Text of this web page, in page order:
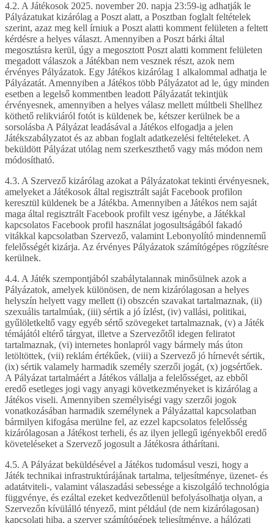
4.2. A Játékosok 2025. november 20. napja 23:59-ig adhatják le
Pályázatukat kizárólag a Poszt alatt, a Posztban foglalt feltételek
szerint, azaz meg kell írniuk a Poszt alatti komment felületen a feltett
kérdésre a helyes választ. Amennyiben a Poszt bárki által
megosztásra kerül, úgy a megosztott Poszt alatti komment felületen
megadott válaszok a Játékban nem vesznek részt, azok nem
érvényes Pályázatok. Egy Játékos kizárólag 1 alkalommal adhatja le
Pályázatát. Amennyiben a Játékos több Pályázatot ad le, úgy minden
esetben a legelső kommentben leadott Pályázatát tekintjük
érvényesnek, amennyiben a helyes válasz mellett múltbeli Shellhez
köthető relikviáról fotót is küldenek be, kétszer kerülnek be a
sorsolásba A Pályázat leadásával a Játékos elfogadja a jelen
Játékszabályzatot és az abban foglalt adatkezelési feltételeket. A
beküldött Pályázat utólag nem szerkeszthető vagy más módon nem
módosítható.
4.3. A Szervező kizárólag azokat a Pályázatokat tekinti érvényesnek,
amelyeket a Játékosok által regisztrált saját Facebook profilon
keresztül küldenek be a Játékba. Amennyiben a Játékos nem saját
maga által regisztrált Facebook profilt vesz igénybe, a Játékkal
kapcsolatos Facebook profil használat jogosultságából fakadó
vitákkal kapcsolatban Szervező, valamint Lebonyolító mindennemű
felelősségét kizárja. Az érvényes Pályázatok számítógépes rögzítésre
kerülnek.
4.4. A Játék szempontjából szabálytalannak minősülnek azok a
Pályázatok, amelyek különösen, de nem kizárólagosan a helyes
helyszín helyett vagy mellett (i) obszcén szavakat tartalmaznak, (ii)
szexuális tartalmúak, (iii) sértik a jó ízlést, (iv) vallási, politikai,
gyűlöletkeltő vagy egyéb sértő szövegeket tartalmaznak, (v) a Játék
témájától eltérő tárgyat, illetve a Szervezőtől idegen feliratot
tartalmaznak, (vi) internetes honlapról vagy bármely más úton
letöltöttek, (vii) reklám értékűek, (viii) a Szervező jó hírnevét sértik,
(ix) sértik valamely harmadik személy szerzői jogát, (x) jogsértőek.
A Pályázat tartalmáért a Játékos vállalja a felelősséget, az ebből
eredő esetleges jogi vagy anyagi következményeket is kizárólag a
Játékos viseli. Amennyiben személyiségi vagy szerzői jogok
vonatkozásában harmadik személynek a Pályázattal kapcsolatban
bármilyen kifogása merülne fel, az ezzel kapcsolatos felelősség
kizárólagosan a Játékost terheli, és az ilyen jellegű igényekből eredő
követeléseket a Szervező jogosult a Játékosra áthárítani.
4.5. A Pályázat beküldésével a Játékos tudomásul veszi, hogy a
Játék technikai infrastruktúrájának tartalma, teljesítménye, üzenet- és
adatátviteli-, valamint válaszadási sebessége a kiszolgáló technológia
függvénye, és ezáltal ezeket kedvezőtlenül befolyásolhatja olyan, a
Szervezőn kívülálló tényező, mint például (de nem kizárólagosan)
kapcsolati hiba, a szerver számítógépek teljesítménye, a hálózati